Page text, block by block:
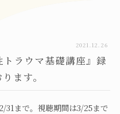
2021.12.26
トラウマ基礎講座』録
ます。
31まで。視聴期間は3/25まで